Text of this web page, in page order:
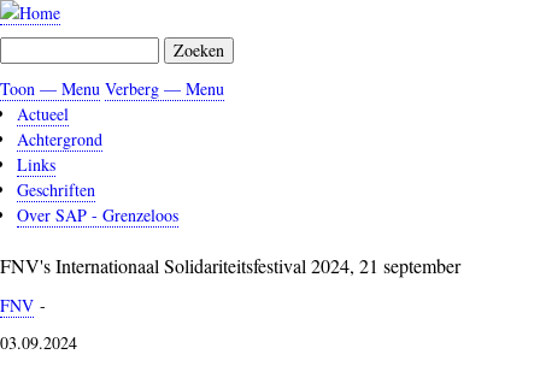
Overslaan
en
naar
de
inhoud
gaan
Menu
Toon — Menu Verberg — Menu
Actueel
Achtergrond
Links
Geschriften
Over SAP - Grenzeloos
FNV's Internationaal Solidariteitsfestival 2024, 21 september
FNV -
03.09.2024